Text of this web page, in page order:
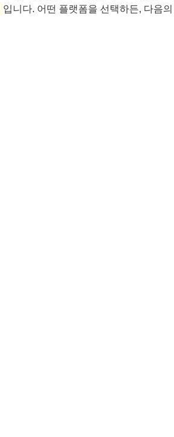
입니다. 어떤 플랫폼을 선택하든, 다음의